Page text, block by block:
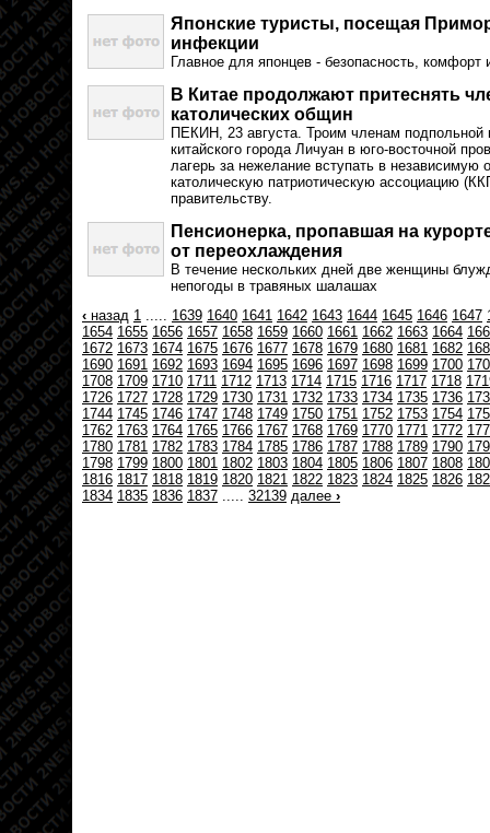
Японские туристы, посещая
инфекции
Главное для японцев - безопасность, комфорт
В Китае продолжают притеснять
католических общин
ПЕКИН, 23 августа. Троим членам подпольной
китайского города Личуан в юго-восточной
лагерь за нежелание вступать в независимую
католическую патриотическую ассоциацию
правительству.
Пенсионерка, пропавшая на
от переохлаждения
В течение нескольких дней две женщины
непогоды в травяных шалашах
‹ назад 1 ..... 1639 1640 1641 1642 1643 1644 1645 1646 1647
1654 1655 1656 1657 1658 1659 1660 1661 1662 1663 1664
1672 1673 1674 1675 1676 1677 1678 1679 1680 1681 1682
1690 1691 1692 1693 1694 1695 1696 1697 1698 1699 1700
1708 1709 1710 1711 1712 1713 1714 1715 1716 1717 1718
1726 1727 1728 1729 1730 1731 1732 1733 1734 1735 1736
1744 1745 1746 1747 1748 1749 1750 1751 1752 1753 1754
1762 1763 1764 1765 1766 1767 1768 1769 1770 1771 1772
1780 1781 1782 1783 1784 1785 1786 1787 1788 1789 1790
1798 1799 1800 1801 1802 1803 1804 1805 1806 1807 1808
1816 1817 1818 1819 1820 1821 1822 1823 1824 1825 1826
1834 1835 1836 1837 ..... 32139 далее ›